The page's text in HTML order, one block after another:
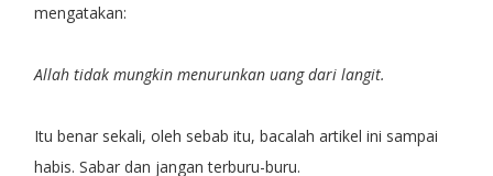
mengatakan:
Allah tidak mungkin menurunkan uang dari langit.
Itu benar sekali, oleh sebab itu, bacalah artikel ini sampai
habis. Sabar dan jangan terburu-buru.